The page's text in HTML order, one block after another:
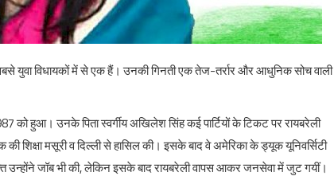
युवा विधायकों में से एक हैं। उनकी गिनती एक तेज-तर्रार और आधुनिक सोच वाली
को हुआ। उनके पिता स्वर्गीय अखिलेश सिंह कई पार्टियों के टिकट पर रायबरेली
शिक्षा मसूरी व दिल्ली से हासिल की। इसके बाद वे अमेरिका के ड्यूक यूनिवर्सिटी
जॉब भी की, लेकिन इसके बाद रायबरेली वापस आकर जनसेवा में जुट गयीं।